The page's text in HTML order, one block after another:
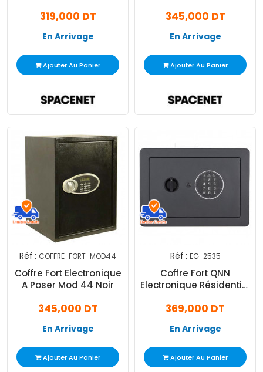
319,000 DT
En Arrivage
Ajouter Au Panier
345,000 DT
En Arrivage
Ajouter Au Panier
Réf : COFFRE-FORT-MOD44
Coffre Fort Electronique
A Poser Mod 44 Noir
345,000 DT
En Arrivage
Ajouter Au Panier
Réf : EG-2535
Coffre Fort QNN
Electronique Résidentiel
369,000 DT
En Arrivage
Ajouter Au Panier